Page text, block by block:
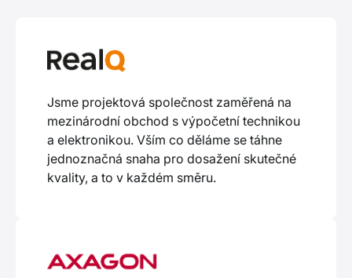
Jsme projektová společnost zaměřená na
mezinárodní obchod s výpočetní technikou
a elektronikou. Vším co děláme se táhne
jednoznačná snaha pro dosažení skutečné
kvality, a to v každém směru.